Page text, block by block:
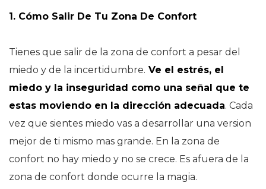
1. Cómo Salir De Tu Zona De Confort
Tienes que salir de la zona de confort a pesar del
miedo y de la incertidumbre. Ve el estrés, el
miedo y la inseguridad como una señal que te
estas moviendo en la dirección adecuada. Cada
vez que sientes miedo vas a desarrollar una version
mejor de ti mismo mas grande. En la zona de
confort no hay miedo y no se crece. Es afuera de la
zona de confort donde ocurre la magia.